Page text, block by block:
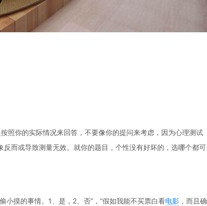
照你的实际情况来回答，不要像你的提问来考虑，因为心理测试
反而或导致测量无效。就你的题目，个性没有好坏的，选哪个都可
小摸的事情。1、是，2、否”，“假如我能不买票白看电影 ，而且确